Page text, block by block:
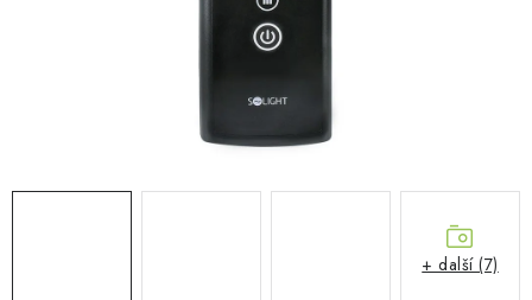
+ další (7)